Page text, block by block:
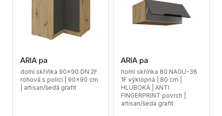
ARIA pa
dolní skříňka 90x90 DN 2F
rohová s policí | 90x90 cm
| artisan/šedá grafit
ARIA pa
horní skříňka 80 NAGU-36
1F výklopná | 80 cm |
HLUBOKÁ | ANTI
FINGERPRINT povrch |
artisan/šedá grafit